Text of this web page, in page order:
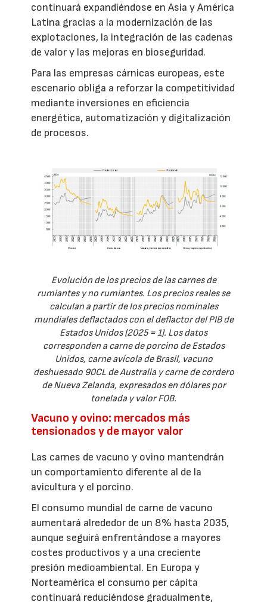
continuará expandiéndose en Asia y América
Latina gracias a la modernización de las
explotaciones, la integración de las cadenas
de valor y las mejoras en bioseguridad.
Para las empresas cárnicas europeas, este
escenario obliga a reforzar la competitividad
mediante inversiones en eficiencia
energética, automatización y digitalización
de procesos.
Evolución de los precios de las carnes de
rumiantes y no rumiantes. Los precios reales se
calculan a partir de los precios nominales
mundiales deflactados con el deflactor del PIB de
Estados Unidos (2025 = 1). Los datos
corresponden a carne de porcino de Estados
Unidos, carne avícola de Brasil, vacuno
deshuesado 90CL de Australia y carne de cordero
de Nueva Zelanda, expresados en dólares por
tonelada y valor FOB.
Vacuno y ovino: mercados más
tensionados y de mayor valor
Las carnes de vacuno y ovino mantendrán
un comportamiento diferente al de la
avicultura y el porcino.
El consumo mundial de carne de vacuno
aumentará alrededor de un 8% hasta 2035,
aunque seguirá enfrentándose a mayores
costes productivos y a una creciente
presión medioambiental. En Europa y
Norteamérica el consumo per cápita
continuará reduciéndose gradualmente,